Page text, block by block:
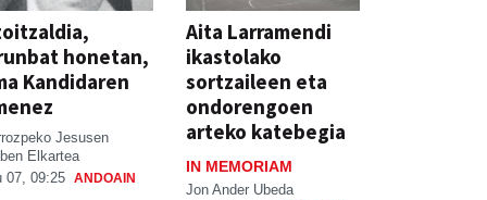
honetan,
Kandidaren
Jesusen
Elkartea
07, 09:25 ANDOAIN
Aita Larramendi
ikastolako
sortzaileen eta
ondorengoen
arteko katebegia
IN MEMORIAM
Jon Ander Ubeda